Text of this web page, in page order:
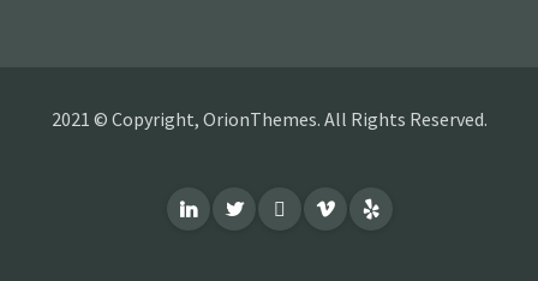
2021 © Copyright, OrionThemes. All Rights Reserved.